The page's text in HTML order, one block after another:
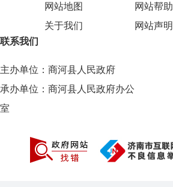
网站地图
网站帮助
关于我们
网站声明
联系我们
主办单位：商河县人民政府
承办单位：商河县人民政府办公
室